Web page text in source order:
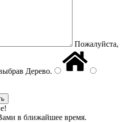
Пожалуйста,
Дерево.
в ближайшее время.